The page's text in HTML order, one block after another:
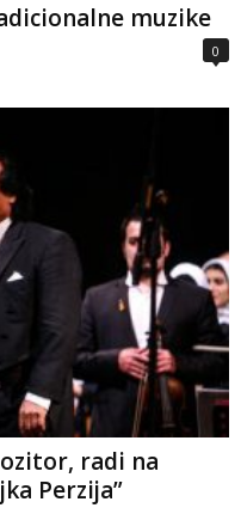
muzike
0
radi na
Perzija”